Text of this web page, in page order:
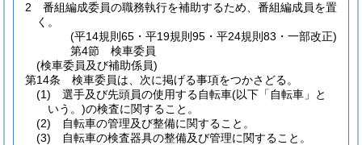
2
番組編成委員の職務執行を補助するため、番組編成員を置
く。
(平14規則65・平19規則95・平24規則83・一部改正)
第4節
検車委員
(検車委員及び補助係員)
第14条
検車委員は、次に掲げる事項をつかさどる。
(1)
選手及び先頭員の使用する自転車(以下「自転車」と
いう。)の検査に関すること。
(2)
自転車の管理及び整備に関すること。
(3)
自転車の検査器具の整備及び管理に関すること。